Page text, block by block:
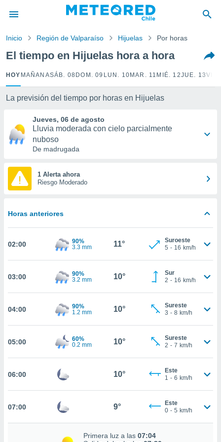
por
para
que se
calidad.
a este
y
forma
digital
basada
permite
coste.
botón
a la
todas
ya sean
nos
en
perfil
y
CONTINUAR
Inicio Región de Valparaíso Hijuelas Por horas
El tiempo en Hijuelas hora a hora
HOY MAÑANASÁB. 08 DOM. 09 LUN. 10 MAR. 11 MIÉ. 12JUE. 13VIE.
La previsión del tiempo por horas en Hijuelas
Jueves, 06 de agosto
Lluvia moderada con cielo parcialmente
nuboso
De madrugada
1 Alerta ahora
Riesgo Moderado
Horas anteriores
02:00
90%
3.3 mm
11°
Suroeste
5 - 16 km/h
03:00
90%
3.2 mm
10°
Sur
2 - 16 km/h
04:00
90%
1.2 mm
10°
Sureste
3 - 8 km/h
05:00
60%
0.2 mm
10°
Sureste
2 - 7 km/h
06:00 10°
Este
1 - 6 km/h
07:00 9°
Este
0 - 5 km/h
Primera luz a las 07:04